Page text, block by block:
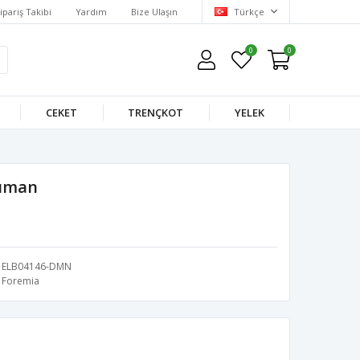
Takibi Yardım Bize Ulaşın Türkçe
0 0
CEKET TRENÇKOT YELEK
ELB04146-DMN
Foremia